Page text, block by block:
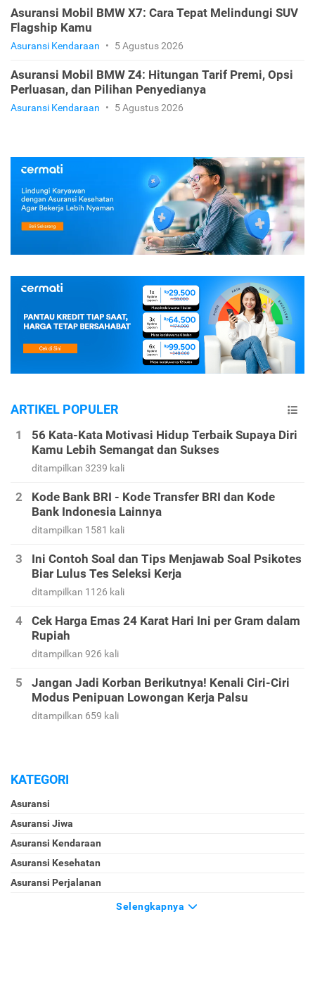
Asuransi Mobil BMW X7: Cara Tepat Melindungi SUV
Flagship Kamu
Asuransi Kendaraan • 5 Agustus 2026
Asuransi Mobil BMW Z4: Hitungan Tarif Premi, Opsi
Perluasan, dan Pilihan Penyedianya
Asuransi Kendaraan • 5 Agustus 2026
ARTIKEL POPULER
56 Kata-Kata Motivasi Hidup Terbaik Supaya Diri
Kamu Lebih Semangat dan Sukses
ditampilkan 3239 kali
Kode Bank BRI - Kode Transfer BRI dan Kode
Bank Indonesia Lainnya
ditampilkan 1581 kali
Ini Contoh Soal dan Tips Menjawab Soal Psikotes
Biar Lulus Tes Seleksi Kerja
ditampilkan 1126 kali
Cek Harga Emas 24 Karat Hari Ini per Gram dalam
Rupiah
ditampilkan 926 kali
Jangan Jadi Korban Berikutnya! Kenali Ciri-Ciri
Modus Penipuan Lowongan Kerja Palsu
ditampilkan 659 kali
KATEGORI
Asuransi
Asuransi Jiwa
Asuransi Kendaraan
Asuransi Kesehatan
Asuransi Perjalanan
Selengkapnya